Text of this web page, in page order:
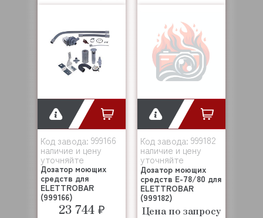
Код завода: 999166
наличие и цену
уточняйте
Дозатор моющих
средств для
ELETTROBAR
(999166)
23 744 ₽
Код завода: 999182
наличие и цену
уточняйте
Дозатор моющих
средств E-78/80 для
ELETTROBAR
(999182)
Цена по запросу